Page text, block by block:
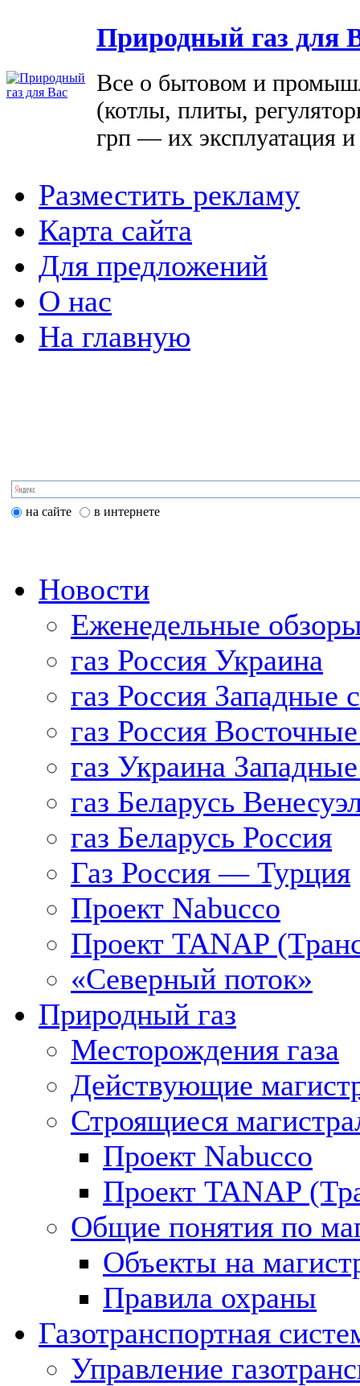
Природный газ для
Все о бытовом и
(котлы, плиты,
грп — их эксплуатация
Разместить рекламу
Карта сайта
Для предложений
О нас
На главную
на сайте в интернете
Новости
Еженедельные
газ Россия Украина
газ Россия Западные
газ Россия
газ Украина
газ Беларусь
газ Беларусь Россия
Газ Россия — Турция
Проект Nabucco
Проект TANAP
«Северный поток»
Природный газ
Месторождения газа
Действующие
Строящиеся
Проект Nabucco
Проект TANAP
Общие понятия по
Объекты на
Правила охраны
Газотранспортная
Управление